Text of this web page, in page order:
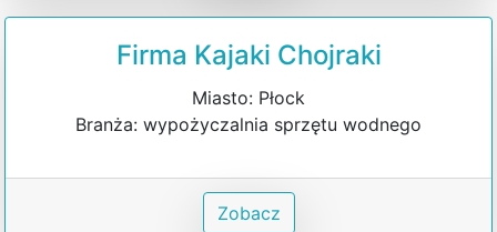
Firma Kajaki Chojraki
Miasto: Płock
Branża: wypożyczalnia sprzętu wodnego
Zobacz